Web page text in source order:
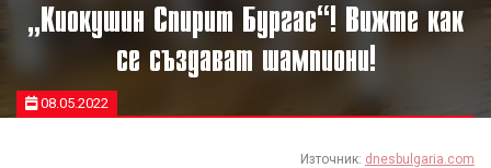
„Киокушин Спирит Бургас“! Вижте как
се създават шампиони!
08.05.2022
Източник: dnesbulgaria.com